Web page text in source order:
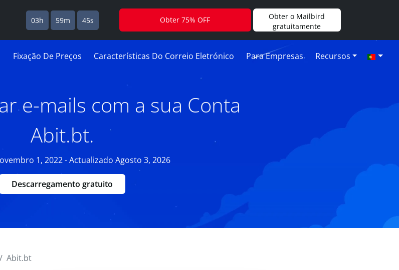
Fixação De Preços Características Do Correio Eletrónico Para Empresas Recursos
e-mails com a sua Conta
Abit.bt.
1, 2022 - Actualizado Agosto 3, 2026
Descarregamento gratuito
Abit.bt
03h 59m 44s Obter 75% OFF
Obter o Mailbird
gratuitamente